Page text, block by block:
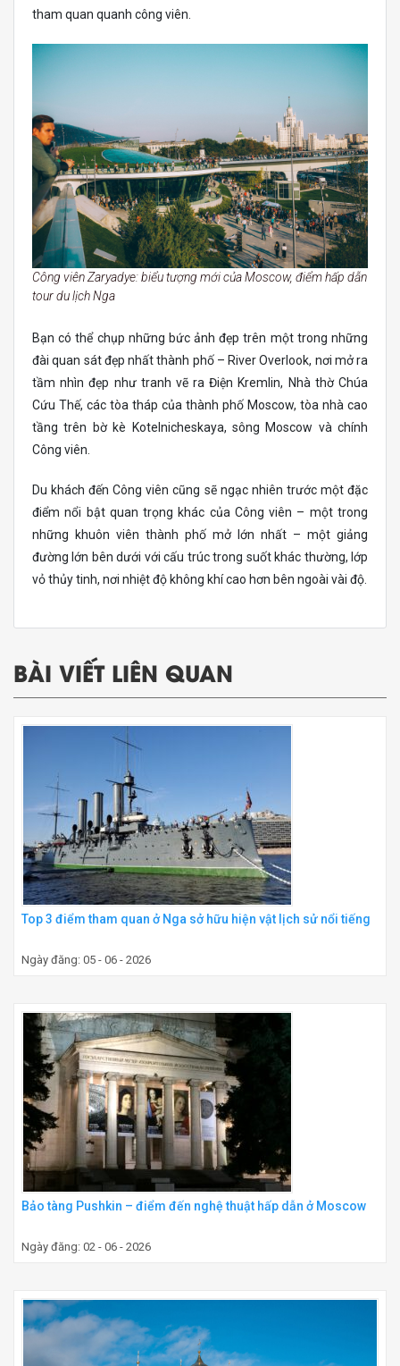
tham quan quanh công viên.
Công viên Zaryadye: biểu tượng mới của Moscow, điểm hấp dẫn
tour du lịch Nga
Bạn có thể chụp những bức ảnh đẹp trên một trong những
đài quan sát đẹp nhất thành phố – River Overlook, nơi mở ra
tầm nhìn đẹp như tranh vẽ ra Điện Kremlin, Nhà thờ Chúa
Cứu Thế, các tòa tháp của thành phố Moscow, tòa nhà cao
tầng trên bờ kè Kotelnicheskaya, sông Moscow và chính
Công viên.
Du khách đến Công viên cũng sẽ ngạc nhiên trước một đặc
điểm nổi bật quan trọng khác của Công viên – một trong
những khuôn viên thành phố mở lớn nhất – một giảng
đường lớn bên dưới với cấu trúc trong suốt khác thường, lớp
vỏ thủy tinh, nơi nhiệt độ không khí cao hơn bên ngoài vài độ.
BÀI VIẾT LIÊN QUAN
Top 3 điểm tham quan ở Nga sở hữu hiện vật lịch sử nổi tiếng
Ngày đăng: 05 - 06 - 2026
Bảo tàng Pushkin – điểm đến nghệ thuật hấp dẫn ở Moscow
Ngày đăng: 02 - 06 - 2026